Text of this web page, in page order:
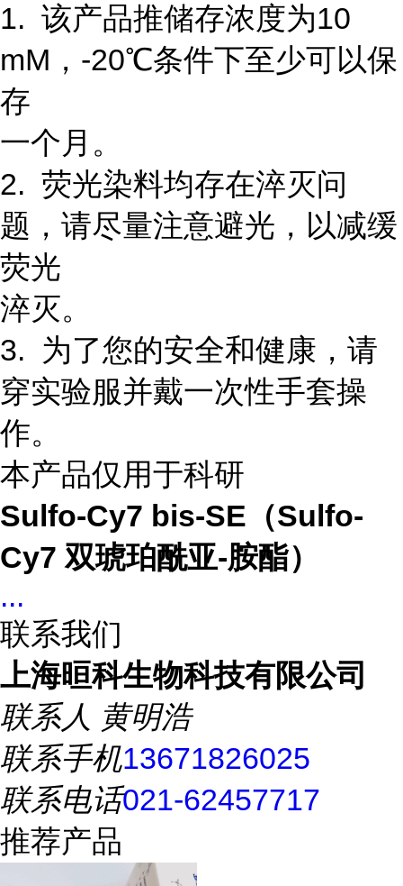
1. 该产品推储存浓度为10
mM，-20℃条件下至少可以保
存
一个月。
2. 荧光染料均存在淬灭问
题，请尽量注意避光，以减缓
荧光
淬灭。
3. 为了您的安全和健康，请
穿实验服并戴一次性手套操
作。
本产品仅用于科研
Sulfo-Cy7 bis-SE（Sulfo-
Cy7 双琥珀酰亚-胺酯）
...
联系我们
上海晅科生物科技有限公司
联系人 黄明浩
联系手机13671826025
联系电话021-62457717
推荐产品